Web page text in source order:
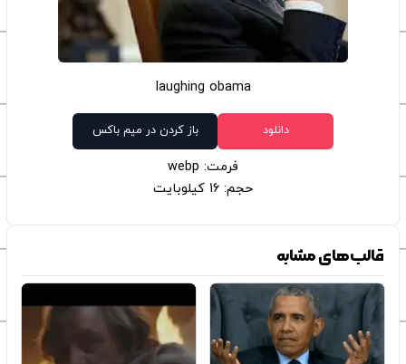
laughing obama
دانلود باز کردن در میم باکس
فرمت: webp
حجم: 16 کیلوبایت
قالب‌های مشابه